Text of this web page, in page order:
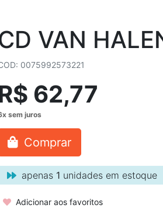
VAN
0075992573221
62,77
Comprar
apenas 1 unidades em estoque
Adicionar aos favoritos